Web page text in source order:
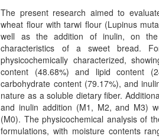
The present research aimed to
wheat flour with tarwi flour (Lupinus
well as the addition of inulin, on the
characteristics of a sweet bread.
physicochemically characterized,
content (48.68%) and lipid content
carbohydrate content (79.17%), and
nature as a soluble dietary fiber.
and inulin addition (M1, M2, and M3)
(M0). The physicochemical analysis of
formulations, with moisture contents